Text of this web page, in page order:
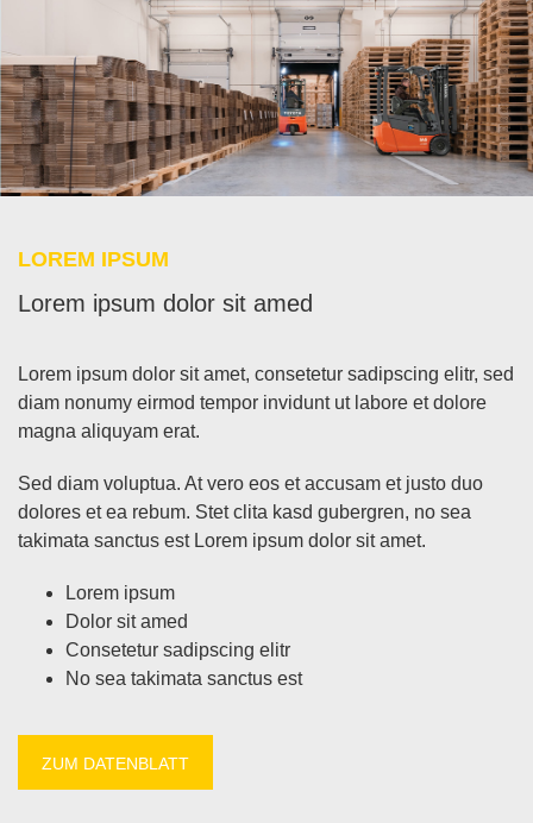
LO­REM IP­SUM
Lo­rem ip­sum do­lor sit amed
Lo­rem ip­sum do­lor sit amet, con­sete­tur sa­dipscing elitr, sed
diam no­numy eirm­od tem­por in­vidunt ut la­bo­re et do­lo­re
ma­gna ali­quyam erat.
Sed diam vo­lup­tua. At vero eos et ac­cu­sam et jus­to duo
do­lo­res et ea re­bum. Stet cli­ta kasd gu­ber­gren, no sea
ta­ki­ma­ta sanc­tus est Lo­rem ip­sum do­lor sit amet.
Lo­rem ip­sum
Do­lor sit amed
Con­sete­tur sa­dipscing elitr
No sea ta­ki­ma­ta sanc­tus est
ZUM DA­TEN­BLATT